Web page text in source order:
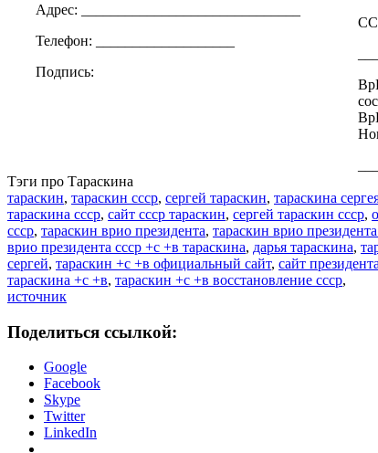
Адрес:
Телефон: ___________________
Подпись:
Тэги про Тараскина
тараскин, тараскин ссср, сергей тараскин, тараскина
тараскина ссср, сайт ссср тараскин, сергей тараскин ссср,
ссср, тараскин врио президента, тараскин врио
врио президента ссср +с +в тараскина, дарья тараскина,
сергей, тараскин +с +в официальный сайт, сайт
тараскина +с +в, тараскин +с +в восстановление ссср,
источник
Поделиться ссылкой:
Google
Facebook
Skype
Twitter
LinkedIn